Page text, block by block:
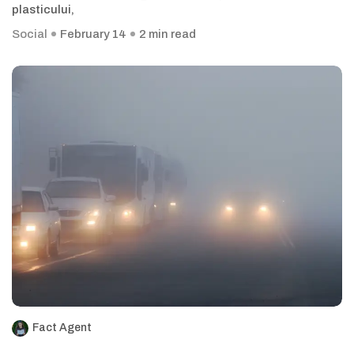
plasticului,
Social
February 14 2 min read
Fact Agent